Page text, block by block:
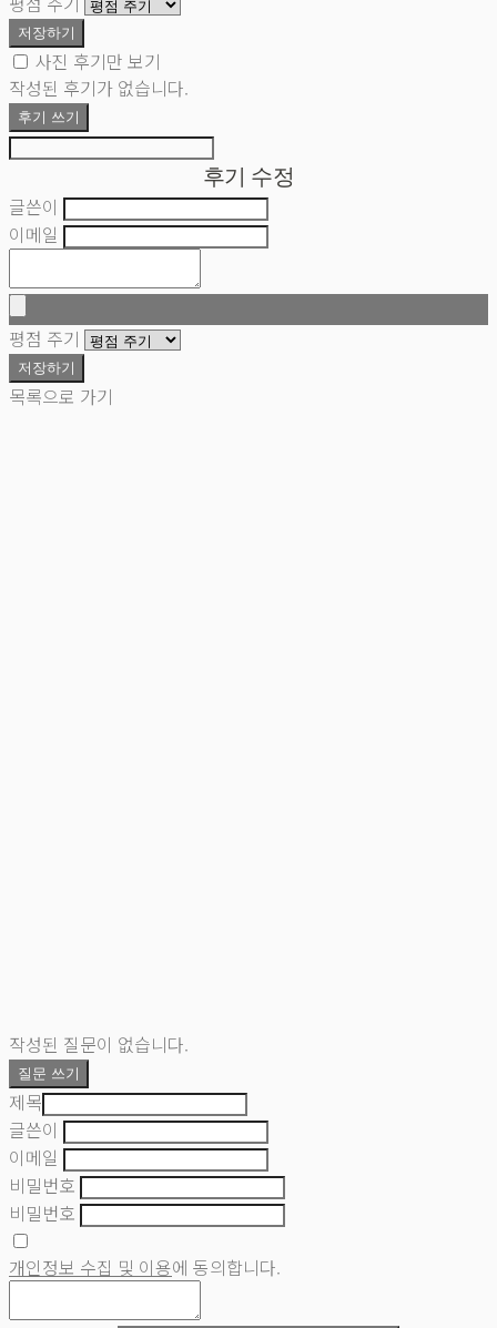
저장하기
사진 후기만 보기
작성된 후기가 없습니다.
후기 쓰기
후기 수정
글쓴이
이메일
평점 주기
저장하기
목록으로 가기
작성된 질문이 없습니다.
질문 쓰기
제목
글쓴이
이메일
비밀번호
비밀번호
개인정보 수집 및 이용에 동의합니다.